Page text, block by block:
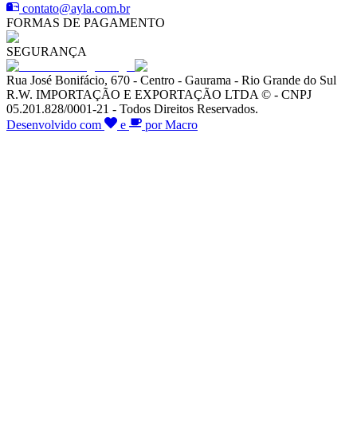
contato@ayla.com.br
FORMAS DE PAGAMENTO
SEGURANÇA
Rua José Bonifácio, 670 - Centro - Gaurama - Rio Grande do Sul
R.W. IMPORTAÇÃO E EXPORTAÇÃO LTDA © - CNPJ
05.201.828/0001-21 - Todos Direitos Reservados.
Desenvolvido com
e por Macro